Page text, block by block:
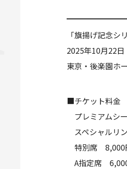
「旗揚げ記念シ
2025年10月22
東京・後楽園ホ
■チケット料金
プレミアムシ
スペシャルリ
特別席 8,000
A指定席